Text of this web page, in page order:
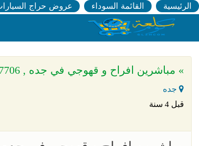
الرئيسية القائمة السوداء عروض حراج
» مباشرين افراح و قهوجي في جده , 0539307706
جده
قبل 4 سنة